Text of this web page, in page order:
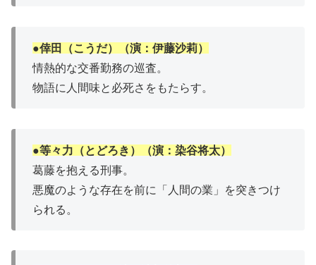
●倖田（こうだ）（演：伊藤沙莉）
情熱的な交番勤務の巡査。
物語に人間味と必死さをもたらす。
●等々力（とどろき）（演：染谷将太）
葛藤を抱える刑事。
悪魔のような存在を前に「人間の業」を突きつけ
られる。